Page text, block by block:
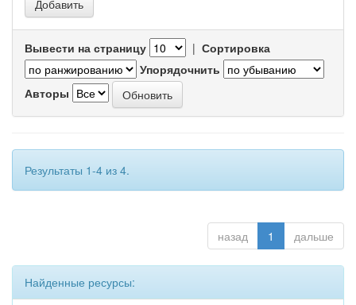
Вывести на страницу | Сортировка
Упорядочнить
Авторы
Результаты 1-4 из 4.
назад 1 дальше
Найденные ресурсы: